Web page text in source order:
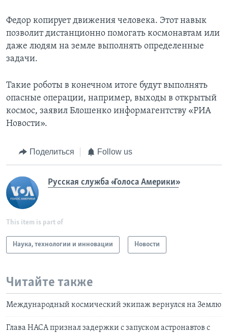
Федор копирует движения человека. Этот навык
позволит дистанционно помогать космонавтам или
даже людям на земле выполнять определенные
задачи.
Такие роботы в конечном итоге будут выполнять
опасные операции, например, выходы в открытый
космос, заявил Блошенко информагентству «РИА
Новости».
Поделиться Follow us
Русская служба «Голоса Америки»
This item is part of
Наука, технологии и инновации Новости
Читайте также
Международный космический экипаж вернулся на Землю
Глава НАСА признал задержки с запуском астронавтов с